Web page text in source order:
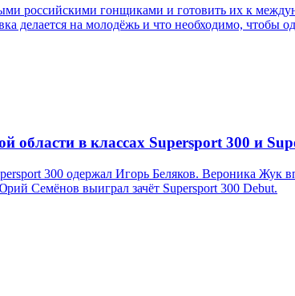
российскими гонщиками и готовить их к
делается на молодёжь и что необходимо,
в классах Supersport 300 и
300 одержал Игорь Беляков. Вероника Жук
Семёнов выиграл зачёт Supersport 300 Debut.